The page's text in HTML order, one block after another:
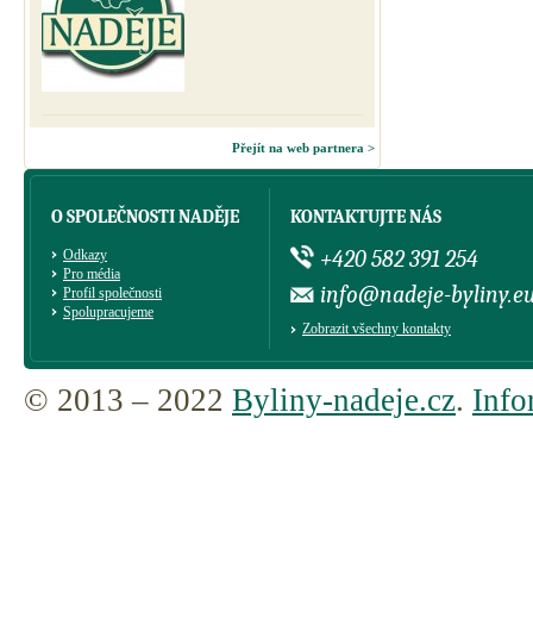
Přejít na web partnera >
O SPOLEČNOSTI NADĚJE
Odkazy
Pro média
Profil společnosti
Spolupracujeme
KONTAKTUJTE NÁS
+420 582 391 254
info@nadeje-
Zobrazit všechny kontakty
© 2013 – 2022 Byliny-nadeje.cz.